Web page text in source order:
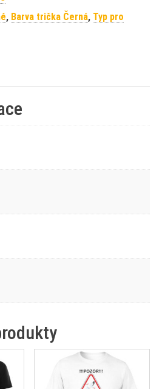
, Barva trička Černá, Typ pro